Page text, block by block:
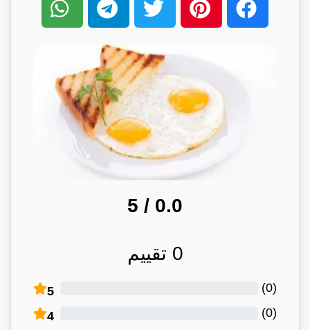
0.0
/ 5
0 تقييم
5 (
0
)
4 (
0
)